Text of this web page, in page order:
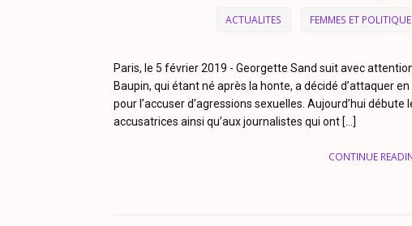
ACTUALITES FEMMES ET POLITIQUE
Paris, le 5 février 2019 - Georgette Sand suit avec
Baupin, qui étant né après la honte, a décidé d’attaquer
pour l’accuser d’agressions sexuelles. Aujourd’hui
accusatrices ainsi qu’aux journalistes qui ont […]
CONTINUE